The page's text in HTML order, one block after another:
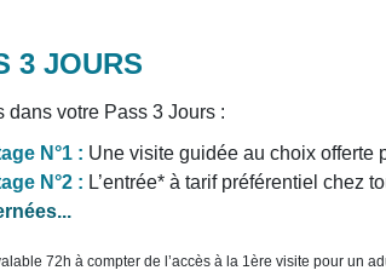
3 JOURS
dans votre Pass 3 Jours :
N°1 : Une visite guidée au choix offerte
N°2 : L’entrée* à tarif préférentiel chez
72h à compter de l’accès à la 1ère visite pour un